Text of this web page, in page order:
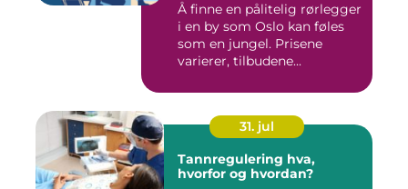
Å finne en pålitelig rørlegger
i en by som Oslo kan føles
som en jungel. Prisene
varierer, tilbudene...
31. jul
Tannregulering hva,
hvorfor og hvordan?